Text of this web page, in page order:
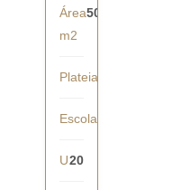
Área
m2
50
Plateia
Escola
U20